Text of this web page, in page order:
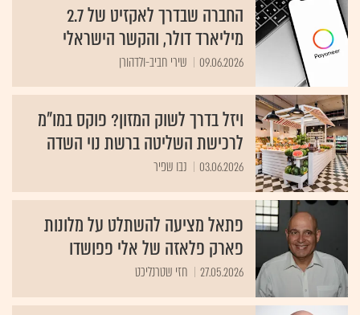
החברה שבדרך לאקזיט של 2.7
מיליארד דולר, והקשר הישראלי
09.06.2026 שירי חביב-ולדהורן
ויזל בדרך לשוק המזון? פוקס במו"מ
לרכישת השליטה ברשת נוי השדה
03.06.2026 נבו שפיר
פתאל מציעה להשתלט על מלונות
פארק פלאזה של אלי פפושדו
27.05.2026 חזי שטרנליכט